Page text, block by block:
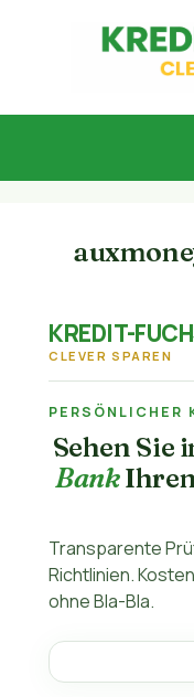
KREDIT-
CLEVER SPAREN
PERSÖNLICHER
Sehen Sie
Bank
Transparente
Richtlinien.
ohne Bla-Bla.